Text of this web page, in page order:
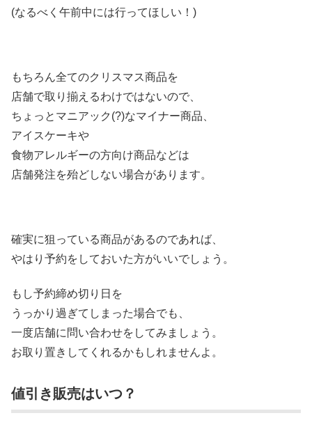
(なるべく午前中には行ってほしい！)
もちろん全てのクリスマス商品を
店舗で取り揃えるわけではないので、
ちょっとマニアック(?)なマイナー商品、
アイスケーキや
食物アレルギーの方向け商品などは
店舗発注を殆どしない場合があります。
確実に狙っている商品があるのであれば、
やはり予約をしておいた方がいいでしょう。
もし予約締め切り日を
うっかり過ぎてしまった場合でも、
一度店舗に問い合わせをしてみましょう。
お取り置きしてくれるかもしれませんよ。
値引き販売はいつ？